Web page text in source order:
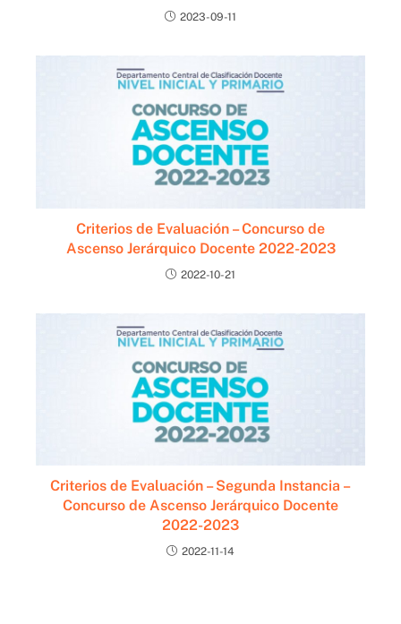
2023-09-11
Criterios de Evaluación – Concurso de
Ascenso Jerárquico Docente 2022-2023
2022-10-21
Criterios de Evaluación – Segunda Instancia –
Concurso de Ascenso Jerárquico Docente
2022-2023
2022-11-14